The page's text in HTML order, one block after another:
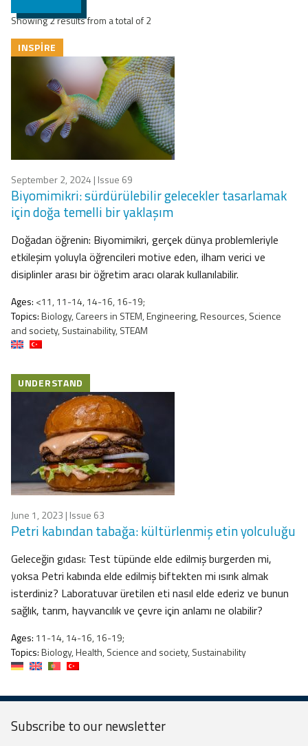
Showing 2 results from a total of 2
INSPIRE
September 2, 2024 | Issue 69
Biyomimikri: sürdürülebilir gelecekler tasarlamak
için doğa temelli bir yaklaşım
Doğadan öğrenin: Biyomimikri, gerçek dünya problemleriyle
etkileşim yoluyla öğrencileri motive eden, ilham verici ve
disiplinler arası bir öğretim aracı olarak kullanılabilir.
Ages: <11, 11-14, 14-16, 16-19;
Topics:Biology, Careers in STEM, Engineering, Resources, Science
and society, Sustainability, STEAM
UNDERSTAND
June 1, 2023 | Issue 63
Petri kabından tabağa: kültürlenmiş etin yolculuğu
Geleceğin gıdası: Test tüpünde elde edilmiş burgerden mi,
yoksa Petri kabında elde edilmiş biftekten mi ısırık almak
isterdiniz? Laboratuvar üretilen eti nasıl elde ederiz ve bunun
sağlık, tarım, hayvancılık ve çevre için anlamı ne olabilir?
Ages: 11-14, 14-16, 16-19;
Topics:Biology, Health, Science and society, Sustainability
Subscribe to ournewsletter